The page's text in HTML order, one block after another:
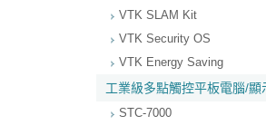
VTK SLAM Kit
VTK Security OS
VTK Energy Saving
工業級多點觸控平板電腦/顯
STC-7000